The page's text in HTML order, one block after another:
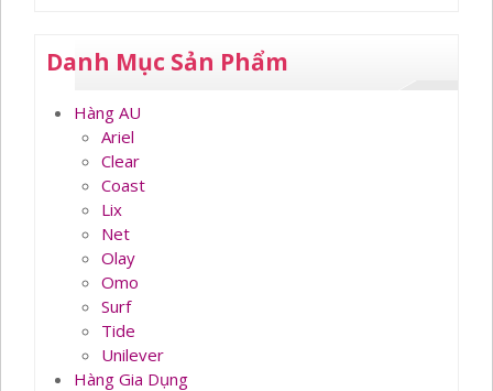
Danh Mục Sản Phẩm
Hàng AU
Ariel
Clear
Coast
Lix
Net
Olay
Omo
Surf
Tide
Unilever
Hàng Gia Dụng